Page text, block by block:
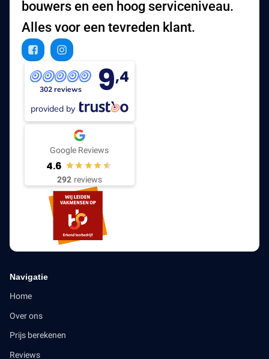
bouwers en een hoog serviceniveau.
Alles voor een tevreden klant.
302 reviews 9,4
provided by
Google Reviews
4.6
292 reviews
Navigatie
Home
Over ons
Prijs berekenen
Reviews